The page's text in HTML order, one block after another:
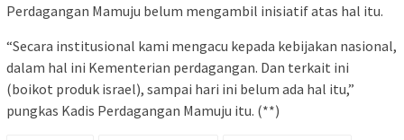
Perdagangan Mamuju belum mengambil inisiatif atas hal itu.
“Secara institusional kami mengacu kepada kebijakan nasional,
dalam hal ini Kementerian perdagangan. Dan terkait ini
(boikot produk israel), sampai hari ini belum ada hal itu,”
pungkas Kadis Perdagangan Mamuju itu. (**)